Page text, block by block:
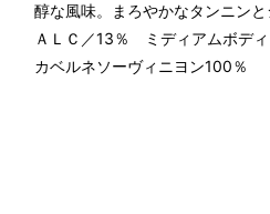
醇な風味。まろやかなタンニン
ＡＬＣ／13％ ミディアムボディ
カベルネソーヴィニヨン100％